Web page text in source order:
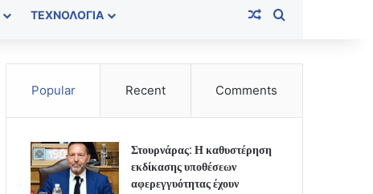
ΤΕΧΝΟΛΟΓΊΑ Random Article
Popular Recent Comments
Στουρνάρας: Η καθυστέρηση
εκδίκασης υποθέσεων
αφερεγγυότητας έχουν